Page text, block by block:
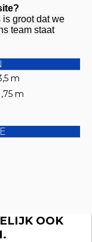
groot dat we
team staat
m
m
OOK